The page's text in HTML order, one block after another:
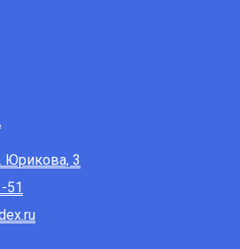
Юрикова, 3
51